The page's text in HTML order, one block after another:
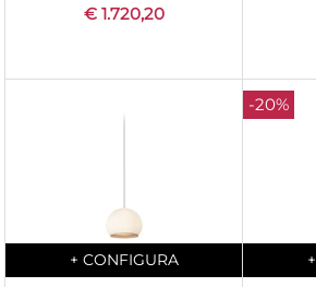
€ 1.720,20
Quantità
+ CONFIGURA
-20%
+